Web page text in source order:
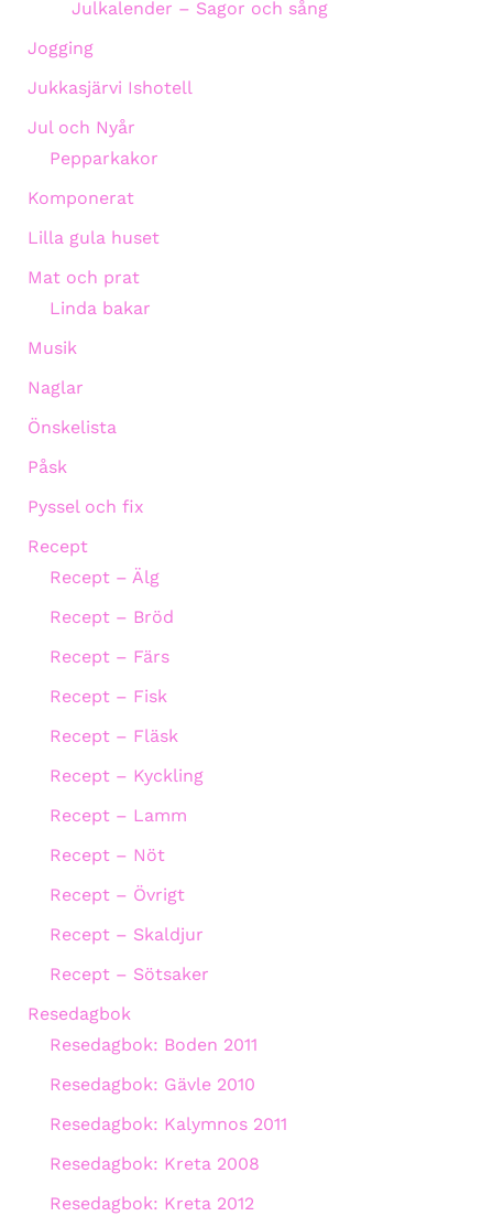
Julkalender – Sagor och sång
Jogging
Jukkasjärvi Ishotell
Jul och Nyår
Pepparkakor
Komponerat
Lilla gula huset
Mat och prat
Linda bakar
Musik
Naglar
Önskelista
Påsk
Pyssel och fix
Recept
Recept – Älg
Recept – Bröd
Recept – Färs
Recept – Fisk
Recept – Fläsk
Recept – Kyckling
Recept – Lamm
Recept – Nöt
Recept – Övrigt
Recept – Skaldjur
Recept – Sötsaker
Resedagbok
Resedagbok: Boden 2011
Resedagbok: Gävle 2010
Resedagbok: Kalymnos 2011
Resedagbok: Kreta 2008
Resedagbok: Kreta 2012